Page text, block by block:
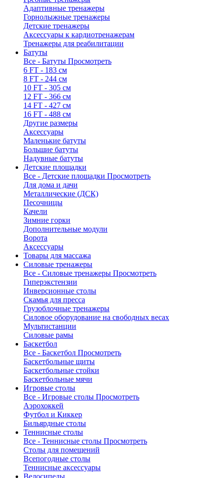
Адаптивные тренажеры
Горнолыжные тренажеры
Детские тренажеры
Аксессуары к кардиотренажерам
Тренажеры для реабилитации
Батуты
Все - Батуты Просмотреть
6 FT - 183 см
8 FT - 244 см
10 FT - 305 см
12 FT - 366 см
14 FT - 427 см
16 FT - 488 см
Другие размеры
Аксессуары
Маленькие батуты
Большие батуты
Надувные батуты
Детские площадки
Все - Детские площадки Просмотреть
Для дома и дачи
Металлические (ДСК)
Песочницы
Качели
Зимние горки
Дополнительные модули
Ворота
Аксессуары
Товары для массажа
Силовые тренажеры
Все - Силовые тренажеры Просмотреть
Гиперэкстензии
Инверсионные столы
Скамья для пресса
Грузоблочные тренажеры
Силовое оборудование на свободных весах
Мультистанции
Силовые рамы
Баскетбол
Все - Баскетбол Просмотреть
Баскетбольные щиты
Баскетбольные стойки
Баскетбольные мячи
Игровые столы
Все - Игровые столы Просмотреть
Аэрохоккей
Футбол и Киккер
Бильярдные столы
Теннисные столы
Все - Теннисные столы Просмотреть
Столы для помещений
Всепогодные столы
Теннисные аксессуары
Велосипеды